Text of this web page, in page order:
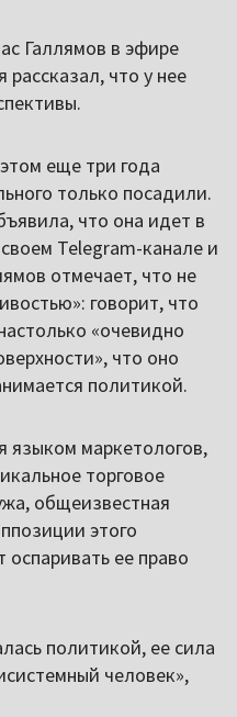
Галлямов в эфире
что у нее
еще три года
только посадили.
что она идет в
Telegram-канале и
отмечает, что не
говорит, что
«очевидно
что оно
политикой.
языком маркетологов,
торговое
общеизвестная
этого
ее право
политикой, ее сила
человек»,